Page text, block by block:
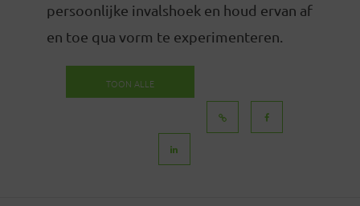
persoonlijke invalshoek en houd ervan af
en toe qua vorm te experimenteren.
TOON ALLE